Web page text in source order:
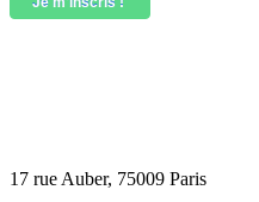
17 rue Auber, 75009 Paris